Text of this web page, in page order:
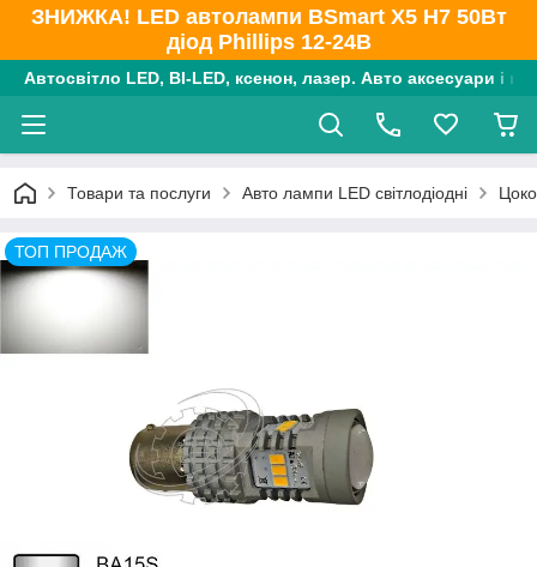
ЗНИЖКА! LED автолампи BSmart X5 H7 50Вт
діод Phillips 12-24В
Автосвітло LED, BI-LED, ксенон, лазер. Авто аксесуари і
Товари та послуги Авто лампи LED світлодіодні
ТОП ПРОДАЖ